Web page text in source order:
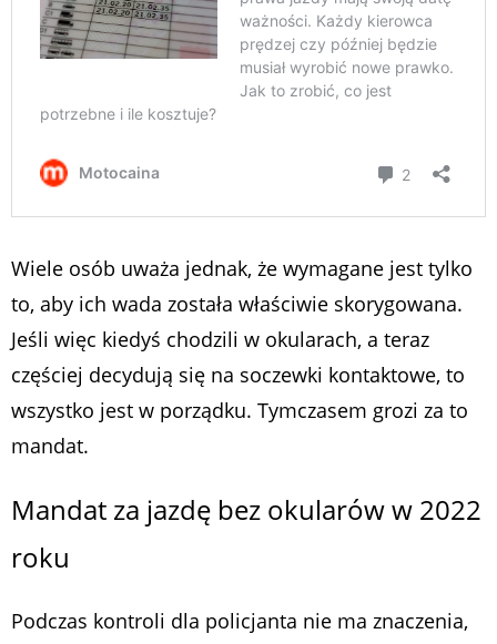
Wiele osób uważa jednak, że wymagane jest tylko
to, aby ich wada została właściwie skorygowana.
Jeśli więc kiedyś chodzili w okularach, a teraz
częściej decydują się na soczewki kontaktowe, to
wszystko jest w porządku. Tymczasem grozi za to
mandat.
Mandat za jazdę bez okularów w 2022
roku
Podczas kontroli dla policjanta nie ma znaczenia,